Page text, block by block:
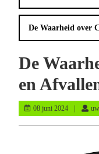
De Waarheid over
De
en
08 juni 202408
juni